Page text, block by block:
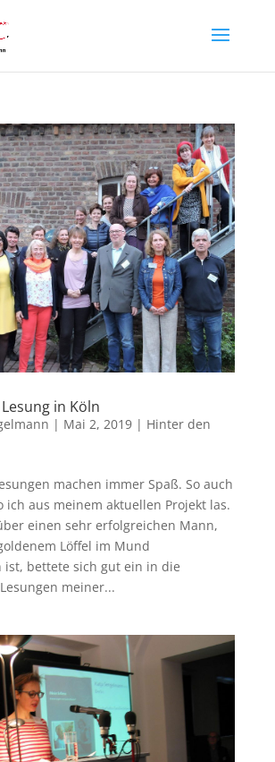
in Köln
| Mai 2, 2019| Hinter den
machen immer Spaß. So auch
ich aus meinem aktuellen Projekt las.
einen sehr erfolgreichen Mann,
Löffel im Mund
ist, bettete sich gut ein in die
meiner...